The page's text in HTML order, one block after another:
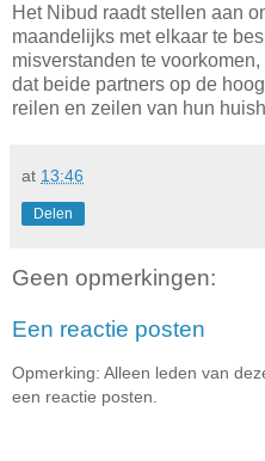
Het Nibud raadt stellen aan
maandelijks met elkaar te
misverstanden te
dat beide partners op de
reilen en zeilen van hun
at 13:46
Delen
Geen opmerkingen:
Een reactie posten
Opmerking: Alleen leden van
een reactie posten.